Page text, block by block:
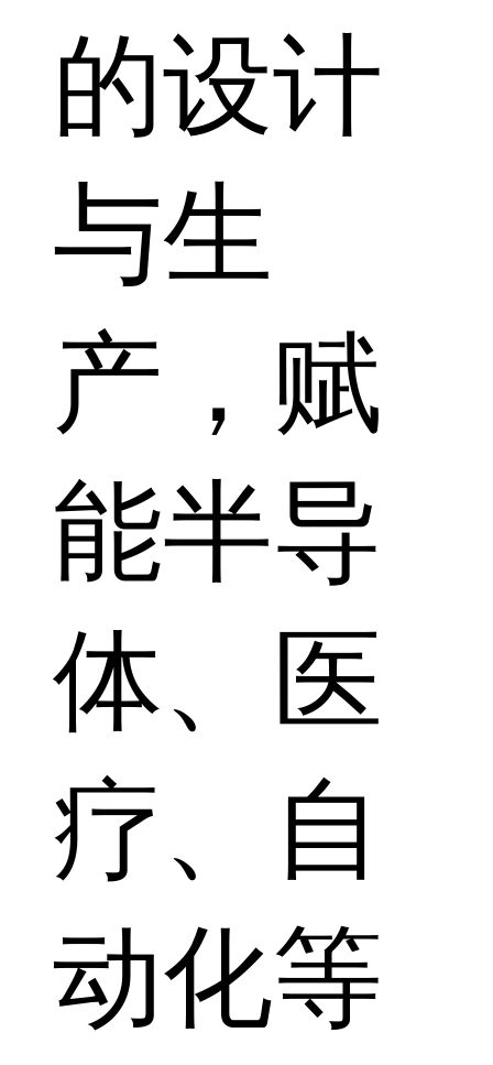
的设计
与生
产，赋
能半导
体、医
疗、自
动化等